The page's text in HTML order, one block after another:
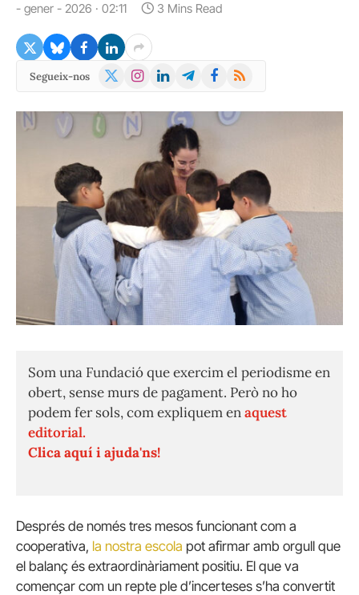
- gener - 2026 · 02:11
3 Mins Read
Segueix-nos
X
Instagram
LinkedInTelegramFacebook
RSS
Som una Fundació que exercim el periodisme en
obert, sense murs de pagament. Però no ho
podem fer sols, com expliquem enaquest
editorial.
Clica aquí i ajuda'ns!
Després de només tres mesos funcionant com a
cooperativa, la nostra escola pot afirmar amb orgull que
el balanç és extraordinàriament positiu. El que va
començar com un repte ple d’incerteses s’ha convertit